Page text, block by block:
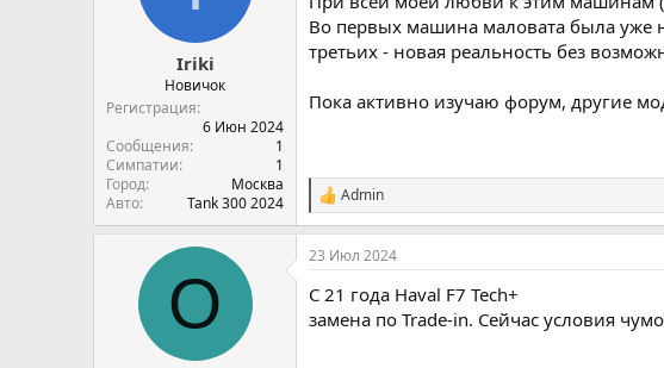
и
:
Iriki
Новичок
Регистрация
6 Июн 2024
Сообщения
1
Симпатии
1
Город
Москва
Авто
Tank 300 2024
Во первых машина маловата была уже
третьих - новая реальность без
Пока активно изучаю форум, другие
С
и
м
п
т
и
Admin
O
23 Июл 2024
C 21 года Haval F7 Tech+
замена по Trade-in. Сейчас условия